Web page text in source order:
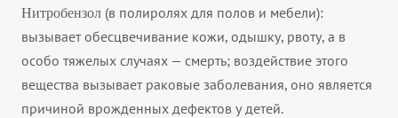
Нитробензол (в полиролях для полов и мебели):
вызывает обесцвечивание кожи, одышку, рвоту, а в
особо тяжелых случаях — смерть; воздействие этого
вещества вызывает раковые заболевания, оно является
причиной врожденных дефектов у детей.